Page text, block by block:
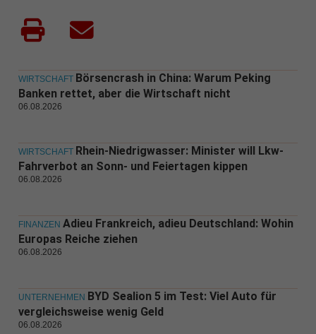
WIRTSCHAFT Börsencrash in China: Warum Peking
Banken rettet, aber die Wirtschaft nicht
06.08.2026
WIRTSCHAFT Rhein-Niedrigwasser: Minister will Lkw-
Fahrverbot an Sonn- und Feiertagen kippen
06.08.2026
FINANZEN Adieu Frankreich, adieu Deutschland: Wohin
Europas Reiche ziehen
06.08.2026
UNTERNEHMEN BYD Sealion 5 im Test: Viel Auto für
vergleichsweise wenig Geld
06.08.2026